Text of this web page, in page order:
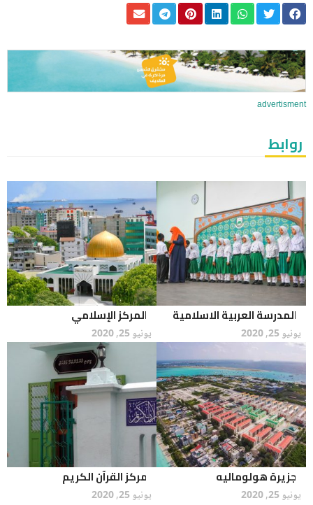
advertisment
روابط
المدرسة العربية الاسلامية
يونيو 25, 2020
المركز الإسلامي
يونيو 25, 2020
جزيرة هولوماليه
يونيو 25, 2020
مركز القرآن الكريم
يونيو 25, 2020